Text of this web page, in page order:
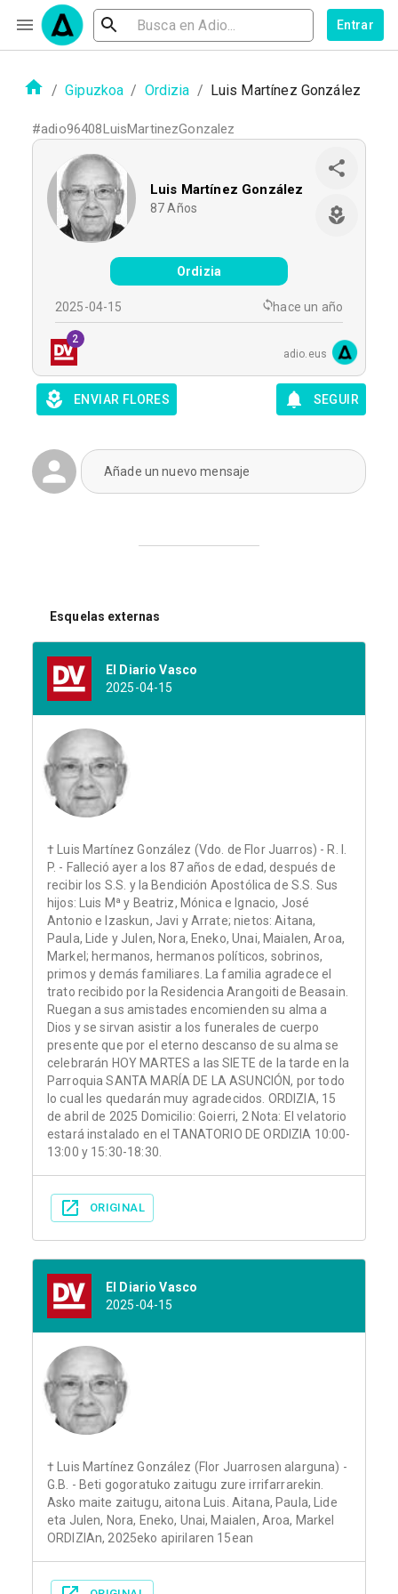
Entrar
/ Gipuzkoa / Ordizia / Luis Martínez González
#adio96408LuisMartinezGonzalez
Luis Martínez González
87 Años
Ordizia
2025-04-15 hace un año
2
adio.eus
ENVIAR FLORES SEGUIR
Añade un nuevo mensaje
Esquelas externas
El Diario Vasco
2025-04-15
† Luis Martínez González (Vdo. de Flor Juarros) - R. I.
P. - Falleció ayer a los 87 años de edad, después de
recibir los S.S. y la Bendición Apostólica de S.S. Sus
hijos: Luis Mª y Beatriz, Mónica e Ignacio, José
Antonio e Izaskun, Javi y Arrate; nietos: Aitana,
Paula, Lide y Julen, Nora, Eneko, Unai, Maialen, Aroa,
Markel; hermanos, hermanos políticos, sobrinos,
primos y demás familiares. La familia agradece el
trato recibido por la Residencia Arangoiti de Beasain.
Ruegan a sus amistades encomienden su alma a
Dios y se sirvan asistir a los funerales de cuerpo
presente que por el eterno descanso de su alma se
celebrarán HOY MARTES a las SIETE de la tarde en la
Parroquia SANTA MARÍA DE LA ASUNCIÓN, por todo
lo cual les quedarán muy agradecidos. ORDIZIA, 15
de abril de 2025 Domicilio: Goierri, 2 Nota: El velatorio
estará instalado en el TANATORIO DE ORDIZIA 10:00-
13:00 y 15:30-18:30.
ORIGINAL
El Diario Vasco
2025-04-15
† Luis Martínez González (Flor Juarrosen alarguna) -
G.B. - Beti gogoratuko zaitugu zure irrifarrarekin.
Asko maite zaitugu, aitona Luis. Aitana, Paula, Lide
eta Julen, Nora, Eneko, Unai, Maialen, Aroa, Markel
ORDIZIAn, 2025eko apirilaren 15ean